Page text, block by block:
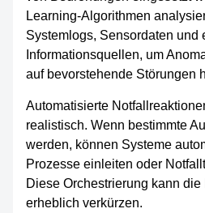
Learning-Algorithmen
Systemlogs, Sensordaten und
Informationsquellen, um
auf bevorstehende Störungen
Automatisierte
realistisch. Wenn bestimmte
werden, können Systeme
Prozesse einleiten oder
Diese Orchestrierung kann
erheblich verkürzen.